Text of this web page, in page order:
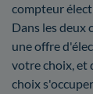
compteur
Dans les deux
une offre
votre choix, et
choix